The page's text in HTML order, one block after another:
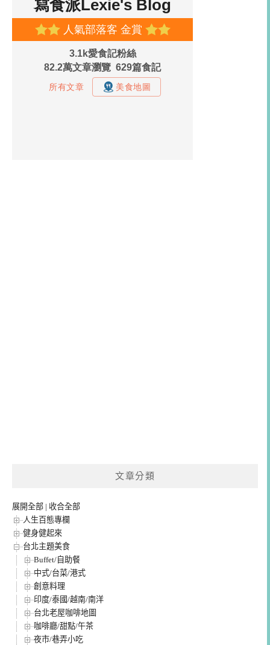
文章分類
展開全部 | 收合全部
人生百態專欄
健身健起來
台北主題美食
Buffet/自助餐
中式/台菜/港式
創意料理
印度/泰國/越南/南洋
台北老屋咖啡地圖
咖啡廳/甜點/午茶
夜市/巷弄小吃